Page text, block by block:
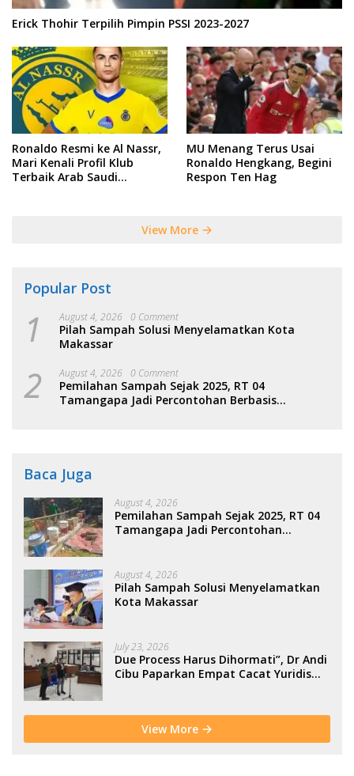
Erick Thohir Terpilih Pimpin PSSI 2023-2027
Ronaldo Resmi ke Al Nassr,
Mari Kenali Profil Klub
Terbaik Arab Saudi
MU Menang Terus Usai
Ronaldo Hengkang, Begini
Respon Ten Hag
View More
Popular Post
1 August 4, 2026 0 Comment
Pilah Sampah Solusi Menyelamatkan Kota
Makassar
2 August 4, 2026 0 Comment
Pemilahan Sampah Sejak 2025, RT 04
Tamangapa Jadi Percontohan Berbasis
Baca Juga
August 4, 2026
Pemilahan Sampah Sejak 2025, RT 04
Tamangapa Jadi Percontohan
August 4, 2026
Pilah Sampah Solusi Menyelamatkan
Kota Makassar
July 23, 2026
Due Process Harus Dihormati”, Dr Andi
Cibu Paparkan Empat Cacat Yuridis
View More